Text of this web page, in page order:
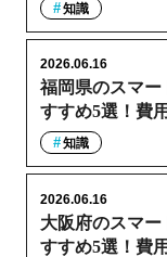
知識
福岡県のスマ
すすめ5選！費
2026.06.16
知識
大阪府のスマ
すすめ5選！費
2026.06.16